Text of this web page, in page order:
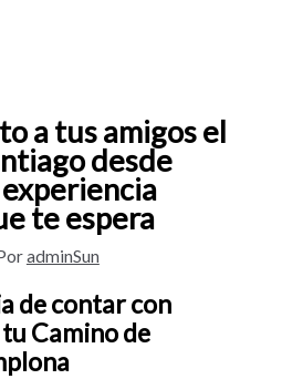
a tus amigos el
desde
experiencia
te espera
adminSun
de contar con
Camino de